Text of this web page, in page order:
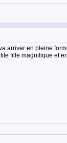
arriver en pleine
fille magnifique et